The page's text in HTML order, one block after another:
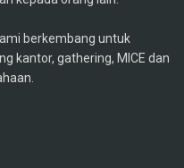
berkembang untuk
kantor, gathering, MICE dan